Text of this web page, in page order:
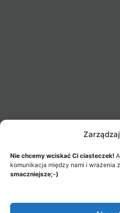
Nie chcemy wciskać Ci ciasteczek!
komunikacja między nami i wrażenia
smaczniejsze;-)